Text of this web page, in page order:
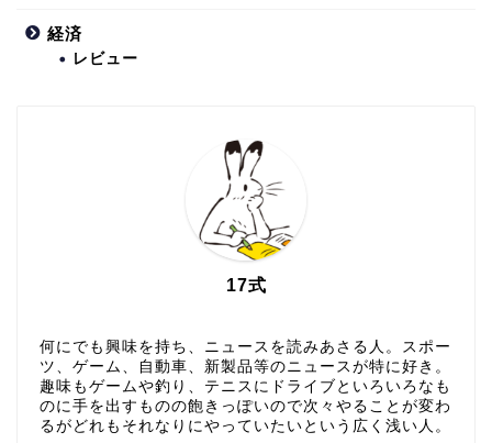
経済
レビュー
17式
何にでも興味を持ち、ニュースを読みあさる人。スポー
ツ、ゲーム、自動車、新製品等のニュースが特に好き。
趣味もゲームや釣り、テニスにドライブといろいろなも
のに手を出すものの飽きっぽいので次々やることが変わ
るがどれもそれなりにやっていたいという広く浅い人。